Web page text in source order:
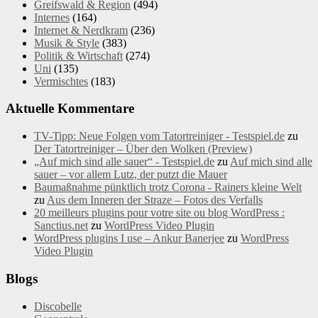
Greifswald & Region (494)
Internes (164)
Internet & Nerdkram (236)
Musik & Style (383)
Politik & Wirtschaft (274)
Uni (135)
Vermischtes (183)
Aktuelle Kommentare
TV-Tipp: Neue Folgen vom Tatortreiniger - Testspiel.de zu
Der Tatortreiniger – Über den Wolken (Preview)
„Auf mich sind alle sauer“ - Testspiel.de zu Auf mich sind alle
sauer – vor allem Lutz, der putzt die Mauer
Baumaßnahme pünktlich trotz Corona - Rainers kleine Welt
zu Aus dem Inneren der Straze – Fotos des Verfalls
20 meilleurs plugins pour votre site ou blog WordPress :
Sanctius.net zu WordPress Video Plugin
WordPress plugins I use – Ankur Banerjee zu WordPress
Video Plugin
Blogs
Discobelle